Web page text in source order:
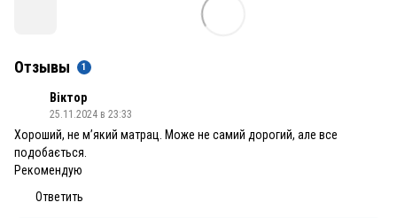
Отзывы 1
Віктор
25.11.2024 в 23:33
Хороший, не мʼякий матрац. Може не самий дорогий, але все
подобається.
Рекомендую
Ответить